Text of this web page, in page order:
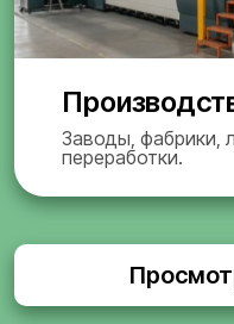
Заводы, фабрики,
переработки.